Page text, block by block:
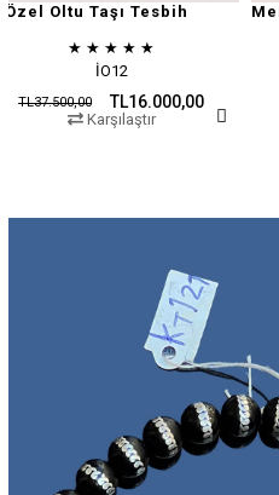
Taşı Tesbih
★
TL16.000,00
Karşılaştır